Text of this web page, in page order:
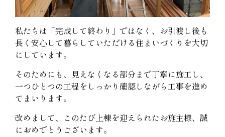
私たちは「完成して終わり」ではなく、お引渡し後も
長く安心して暮らしていただける住まいづくりを大切
にしています。
そのためにも、見えなくなる部分まで丁寧に施工し、
一つひとつの工程をしっかり確認しながら工事を進め
てまいります。
改めまして、このたび上棟を迎えられたお施主様、誠
におめでとうございます。